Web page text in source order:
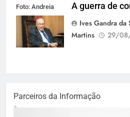
Foto: Andreia
Tarelow
A guerra de
Ives Gandra da
Martins
29/
Parceiros da Informação